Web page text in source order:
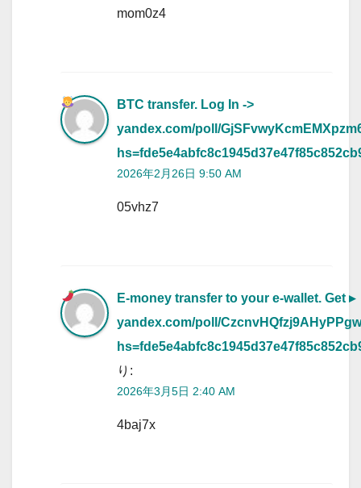
mom0z4
BTC transfer. Log In ->
yandex.com/poll/
2026年2月26日 9:50 AM
05vhz7
E-money transfer to your e-wallet. Get ▸
yandex.com/poll/
り:
2026年3月5日 2:40 AM
4baj7x